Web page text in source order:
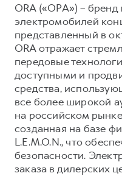
ORA («ОРА») –
электромобилей
представленный в
ORA отражает
передовые
доступными и
средства,
все более широкой
на российском
созданная на базе
L.E.M.O.N., что
безопасности.
заказа в дилерских